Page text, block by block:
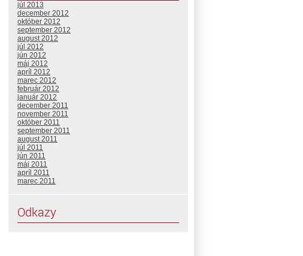
júl 2013
december 2012
október 2012
september 2012
august 2012
júl 2012
jún 2012
máj 2012
apríl 2012
marec 2012
február 2012
január 2012
december 2011
november 2011
október 2011
september 2011
august 2011
júl 2011
jún 2011
máj 2011
apríl 2011
marec 2011
Odkazy